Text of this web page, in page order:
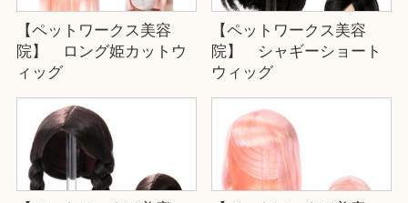
【ペットワークス美容
院】 ロング姫カットウ
ィッグ
【ペットワークス美容
院】 シャギーショート
ウィッグ